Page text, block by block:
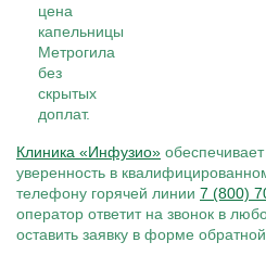
цена
капельницы
Метрогила
без
скрытых
доплат.
Клиника «Инфузио» обеспечивает
уверенность в
телефону горячей линии 7 (800)
оператор ответит на звонок в
оставить заявку в форме